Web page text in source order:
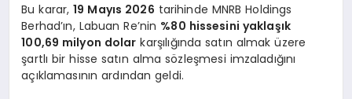
Bu karar,19 Mayıs 2026 tarihinde MNRB Holdings
Berhad’ın, Labuan Re’nin %80 hissesini yaklaşık
100,69 milyon dolar karşılığında satın almak üzere
şartlı bir hisse satın alma sözleşmesi imzaladığını
açıklamasının ardından geldi.